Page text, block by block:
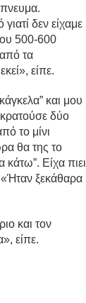
δεν είχαμε
500-600
τα
είπε.
και μου
κρατούσε δύο
το μίνι
θα της το
Είχα πιει
«Ήταν ξεκάθαρα
και τον
είπε.